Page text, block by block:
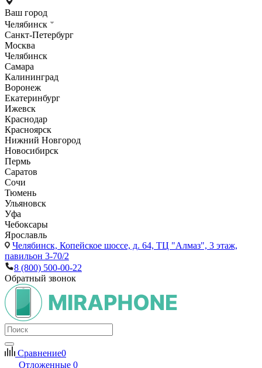
Ваш город
Челябинск
Санкт-Петербург
Москва
Челябинск
Самара
Калининград
Воронеж
Екатеринбург
Ижевск
Краснодар
Красноярск
Нижний Новгород
Новосибирск
Пермь
Саратов
Сочи
Тюмень
Ульяновск
Уфа
Чебоксары
Ярославль
Челябинск, Копейское шоссе, д. 64, ТЦ "Алмаз", 3 этаж,
павильон 3-70/2
8 (800) 500-00-22
Обратный звонок
Сравнение0
Отложенные 0